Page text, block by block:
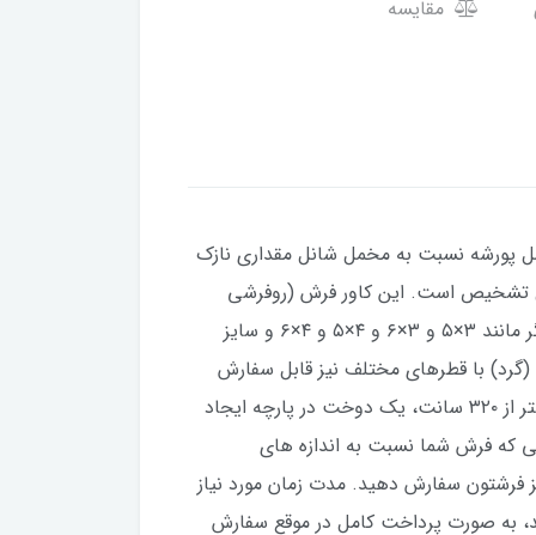
مقایسه
پورشه نسبت به مخمل شانل مقداری نازک
تشخیص است. این کاور فرش (روفرشی
کشدار) با این طرح بسیار زیبا و جذاب در سایزهای ۳ ، ۴ ، ۶ ، ۹ ، ۱۲ متری تولید می شود. از این طرح سایزهای دیگر مانند ۳×۵ و ۳×۶ و ۴×۵ و ۴×۶ و سایز
کناره مانند ۱×۱.۵ و ۱×۲ و همچنین طرح دایره ای (گرد) با قطرهای مختلف نیز قابل سفارش
دادن است. تا عرض ۳۲۰ سانت از این طرح قابل چاپ به صورت یکپارچه امکان پذیر است. ولی برای عرض های بیشتر از ۳۲۰ سانت، یک دوخت در پارچه ایجاد
در صورتی که فرش شما نسبت به اندازه های
کاور فرش منطبق با سایز فرشتون سفارش دهید. مدت زمان مورد نیاز
سفارش برای تولید، به صورت پرداخت کامل در موقع سفارش